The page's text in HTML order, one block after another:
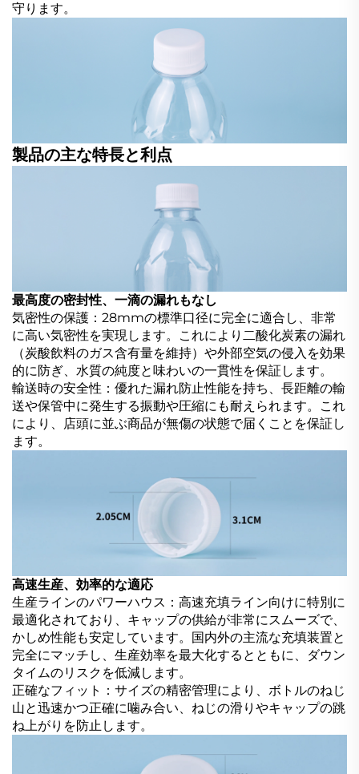
守ります。
製品の主な特長と利点
最高度の密封性、一滴の漏れもなし
気密性の保護：28mmの標準口径に完全に適合し、非常
に高い気密性を実現します。これにより二酸化炭素の漏れ
（炭酸飲料のガス含有量を維持）や外部空気の侵入を効果
的に防ぎ、水質の純度と味わいの一貫性を保証します。
輸送時の安全性：優れた漏れ防止性能を持ち、長距離の輸
送や保管中に発生する振動や圧縮にも耐えられます。これ
により、店頭に並ぶ商品が無傷の状態で届くことを保証し
ます。
高速生産、効率的な適応
生産ラインのパワーハウス：高速充填ライン向けに特別に
最適化されており、キャップの供給が非常にスムーズで、
かしめ性能も安定しています。国内外の主流な充填装置と
完全にマッチし、生産効率を最大化するとともに、ダウン
タイムのリスクを低減します。
正確なフィット：サイズの精密管理により、ボトルのねじ
山と迅速かつ正確に噛み合い、ねじの滑りやキャップの跳
ね上がりを防止します。